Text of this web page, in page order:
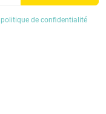
politique de confidentialité